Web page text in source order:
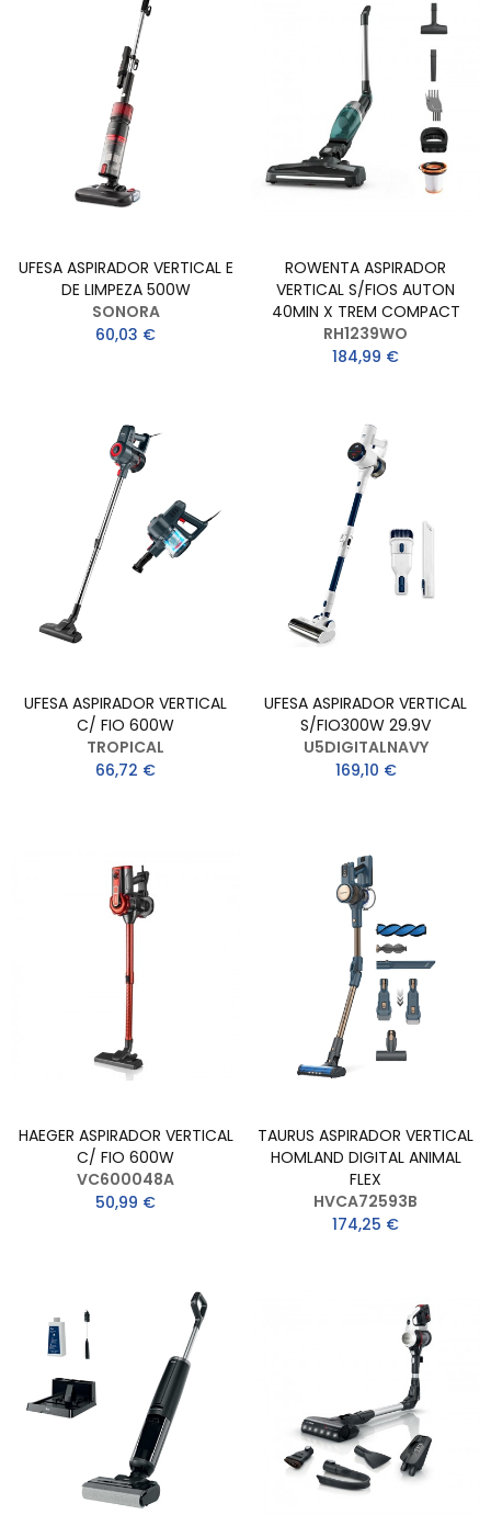
UFESA ASPIRADOR VERTICAL E
DE LIMPEZA 500W
SONORA
60,03 €
ROWENTA ASPIRADOR
VERTICAL S/FIOS AUTON
40MIN X TREM COMPACT
RH1239WO
184,99 €
UFESA ASPIRADOR VERTICAL
C/ FIO 600W
TROPICAL
66,72 €
UFESA ASPIRADOR VERTICAL
S/FIO300W 29.9V
U5DIGITALNAVY
169,10 €
HAEGER ASPIRADOR VERTICAL
C/ FIO 600W
VC600048A
50,99 €
TAURUS ASPIRADOR VERTICAL
HOMLAND DIGITAL ANIMAL
FLEX
HVCA72593B
174,25 €